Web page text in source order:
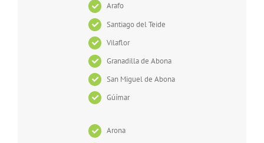
Arafo
Santiago del Teide
Vilaflor
Granadilla de Abona
San Miguel de Abona
Gúímar
Arona